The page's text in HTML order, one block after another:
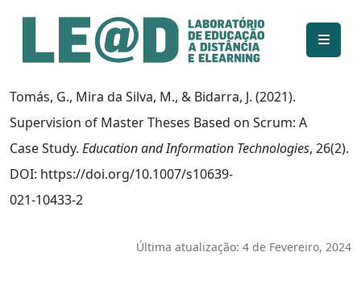
Ir para o conteúdo principal
Informações de acessibilidade
Mapa do site
Tomás, G., Mira da Silva, M., & Bidarra, J. (2021).
Supervision of Master Theses Based on Scrum: A
Case Study. Education and Information Technologies, 26(2).
DOI: https://doi.org/10.1007/s10639-
021-10433-2
Última atualização: 4 de Fevereiro, 2024